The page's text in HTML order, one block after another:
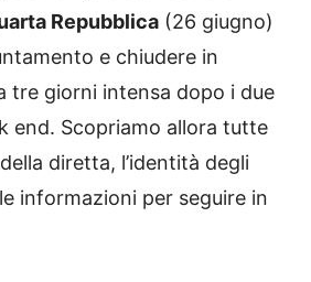
Repubblica (26 giugno)
e chiudere in
tre giorni intensa dopo i due
end. Scopriamo allora tutte
della diretta, l’identità degli
informazioni per seguire in